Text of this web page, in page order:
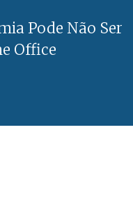
Pode Não Ser
Office